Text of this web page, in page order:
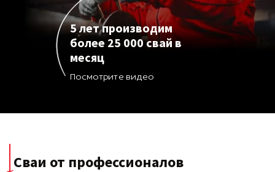
5 лет производим
более 25 000 свай в
месяц
Посмотрите видео
Сваи от профессионалов